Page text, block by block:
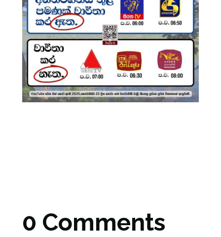
0 Comments